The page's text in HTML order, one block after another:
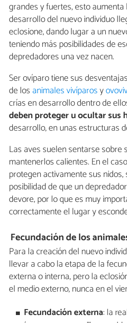
grandes y fuertes, esto
desarrollo del nuevo individuo
eclosione, dando lugar a un
teniendo más posibilidades de
depredadores una vez nacen.
Ser ovíparo tiene sus
de los animales vivíparosy
crías en desarrollo dentro de
deben proteger u ocultar sus
desarrollo, en unas estructuras
Las aves suelen sentarse sobre
mantenerlos calientes. En el
protegen activamente sus
posibilidad de que un
devore, por lo que es muy
correctamente el lugar y
Fecundación de los
Para la creación del nuevo
llevar a cabo la etapa de la
externa o interna, pero la
el medio externo, nunca en el
Fecundación externa: la